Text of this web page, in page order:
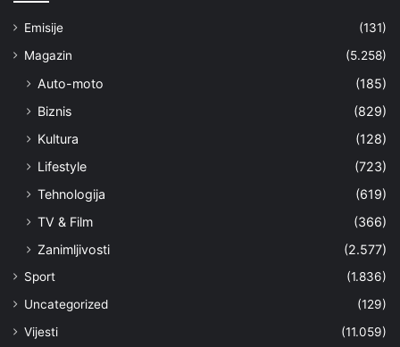
Emisije
(131)
Magazin
(5.258)
Auto-moto
(185)
Biznis
(829)
Kultura
(128)
Lifestyle
(723)
Tehnologija
(619)
TV & Film
(366)
Zanimljivosti
(2.577)
Sport
(1.836)
Uncategorized
(129)
Vijesti
(11.059)